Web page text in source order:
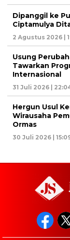
Dipanggil ke
Ciptamulya
2 Agustus 2026 |
Usung
Tawarkan
Internasional
31 Juli 2026 |
Hergun Usul
Wirausaha
Ormas
30 Juli 2026 |